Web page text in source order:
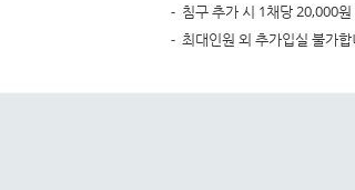
침구 추가 시 1채당 20,000원
최대인원 외 추가입실 불가